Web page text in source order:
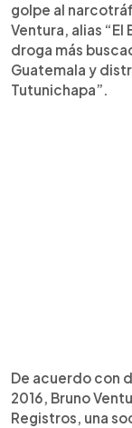
golpe al
Ventura, alias
droga más
Guatemala y
Tutunichapa”.
De acuerdo con
2016, Bruno
Registros, una